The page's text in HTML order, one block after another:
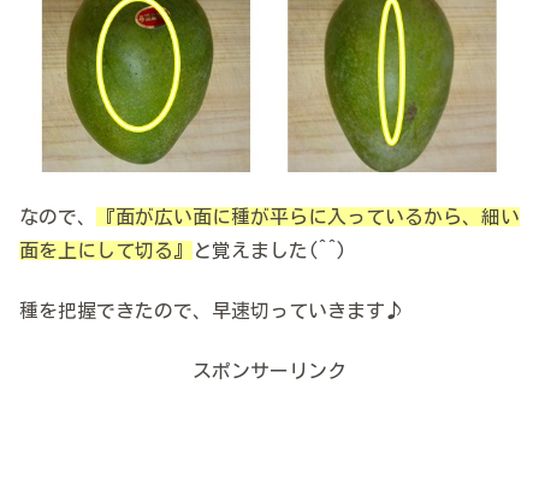
なので、
『面が広い面に種が平らに入っているから、細い
面を上にして切る』
と覚えました(^^)
種を把握できたので、早速切っていきます♪
スポンサーリンク